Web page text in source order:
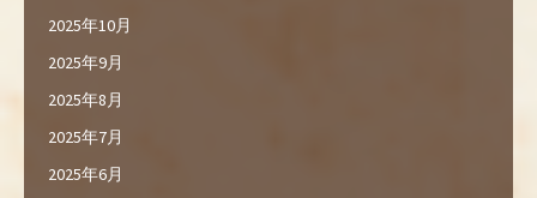
2025年10月
2025年9月
2025年8月
2025年7月
2025年6月